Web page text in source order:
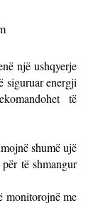
një ushqyerje
siguruar energji
të
shumë ujë
të shmangur
monitorojnë me